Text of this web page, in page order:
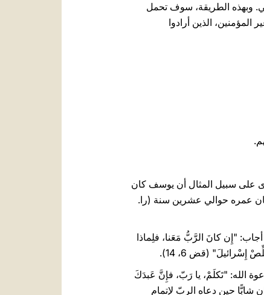
لي. وبهذه الطريقة، سوف تحمل
الذين أرادوا
على سبيل المثال أن يوسف كان
عظيمة كان عمره حوالي عشرين سنة (را.
"إِن كانَ الرَّبُّ مَعَنا، فلِماذا
"تَكلَمْ، يا رَبّ، فإِنَّ عَبدَكَ
كان شابًّا حين دعاه الربّ لإتمام